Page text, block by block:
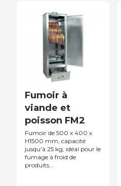
Fumoir à
viande et
poisson FM2
Fumoir de 500 x 400 x
H1500 mm, capacité
jusqu'à 25 kg, idéal pour le
fumage à froid de
produits...